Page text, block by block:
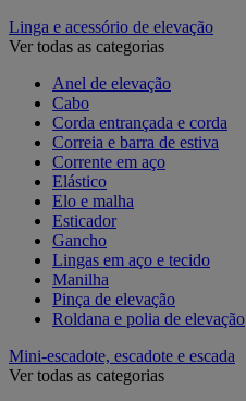
Linga e acessório de elevação
Ver todas as categorias
Anel de elevação
Cabo
Corda entrançada e corda
Correia e barra de estiva
Corrente em aço
Elástico
Elo e malha
Esticador
Gancho
Lingas em aço e tecido
Manilha
Pinça de elevação
Roldana e polia de elevação
Mini-escadote, escadote e escada
Ver todas as categorias